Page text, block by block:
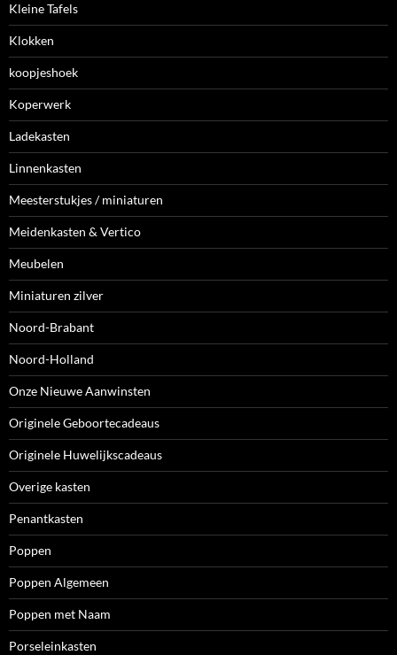
Kleine Tafels
Klokken
koopjeshoek
Koperwerk
Ladekasten
Linnenkasten
Meesterstukjes / miniaturen
Meidenkasten & Vertico
Meubelen
Miniaturen zilver
Noord-Brabant
Noord-Holland
Onze Nieuwe Aanwinsten
Originele Geboortecadeaus
Originele Huwelijkscadeaus
Overige kasten
Penantkasten
Poppen
Poppen Algemeen
Poppen met Naam
Porseleinkasten